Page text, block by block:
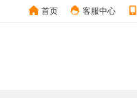
首页 客服中心